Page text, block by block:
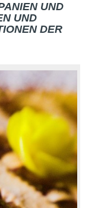
UND
UND
DER